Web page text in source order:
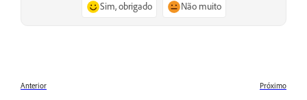
Sim, obrigado Não muito
Anterior Próximo